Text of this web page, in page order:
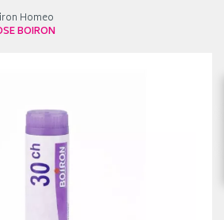
Homeo
BOIRON